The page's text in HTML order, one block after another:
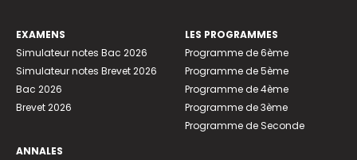
EXAMENS
Simulateur notes Bac 2026
Simulateur notes Brevet 2026
Bac 2026
Brevet 2026
ANNALES
LES PROGRAMMES
Programme de 6ème
Programme de 5ème
Programme de 4ème
Programme de 3ème
Programme de Seconde